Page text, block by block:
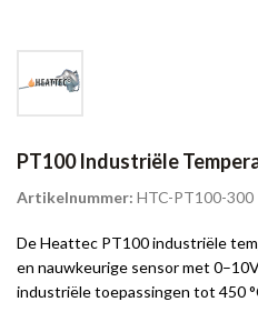
PT100 Industriële
Artikelnummer: HTC-PT100-300
De Heattec PT100 industriële
en nauwkeurige sensor met
industriële toepassingen tot 450